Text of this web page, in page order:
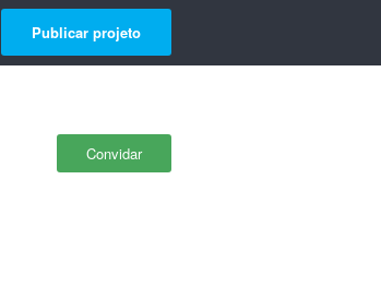
Publicar projeto
Convidar